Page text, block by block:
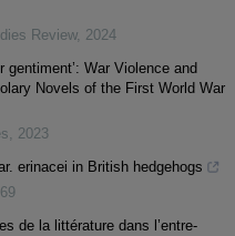
Review, 2024
gentiment’: War Violence and
Novels of the First World War
, 2023
erinacei in British hedgehogs
de la littérature dans l’entre-